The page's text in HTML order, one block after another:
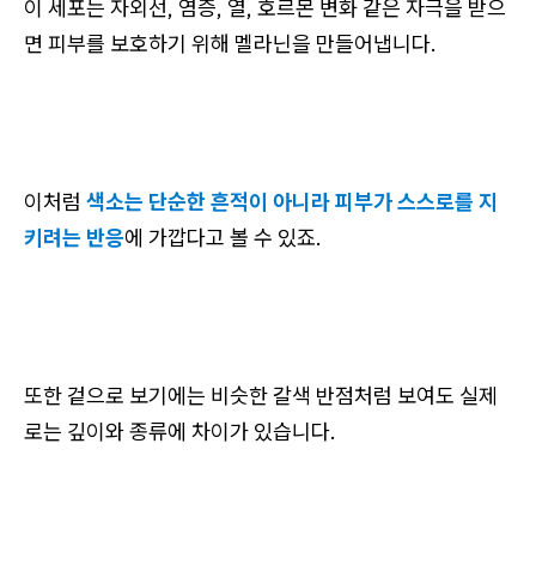
이 세포는 자외선, 염증, 열, 호르몬 변화 같은 자극을 받으
면 피부를 보호하기 위해 멜라닌을 만들어냅니다.
이처럼 색소는 단순한 흔적이 아니라 피부가 스스로를 지
키려는 반응에 가깝다고 볼 수 있죠.
또한 겉으로 보기에는 비슷한 갈색 반점처럼 보여도 실제
로는 깊이와 종류에 차이가 있습니다.